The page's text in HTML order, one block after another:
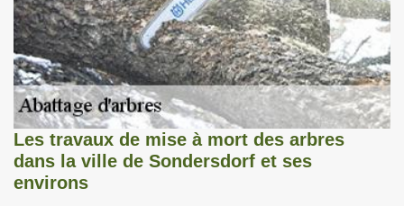
Les travaux de mise à mort des arbres
dans la ville de Sondersdorf et ses
environs